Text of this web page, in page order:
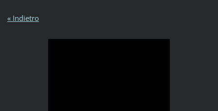
« Indietro